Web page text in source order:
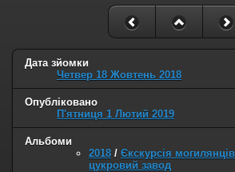
Дата зйомки
Четвер 18 Жовтень 2018
Опубліковано
П'ятниця 1 Лютий 2019
Альбоми
2018 / Єкскурсія
цукровий завод